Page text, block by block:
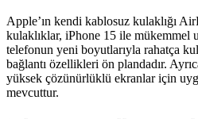
Apple’ın kendi kablosuz kulaklığı
kulaklıklar, iPhone 15 ile mükemmel
telefonun yeni boyutlarıyla rahatça
bağlantı özellikleri ön plandadır.
yüksek çözünürlüklü ekranlar için
mevcuttur.